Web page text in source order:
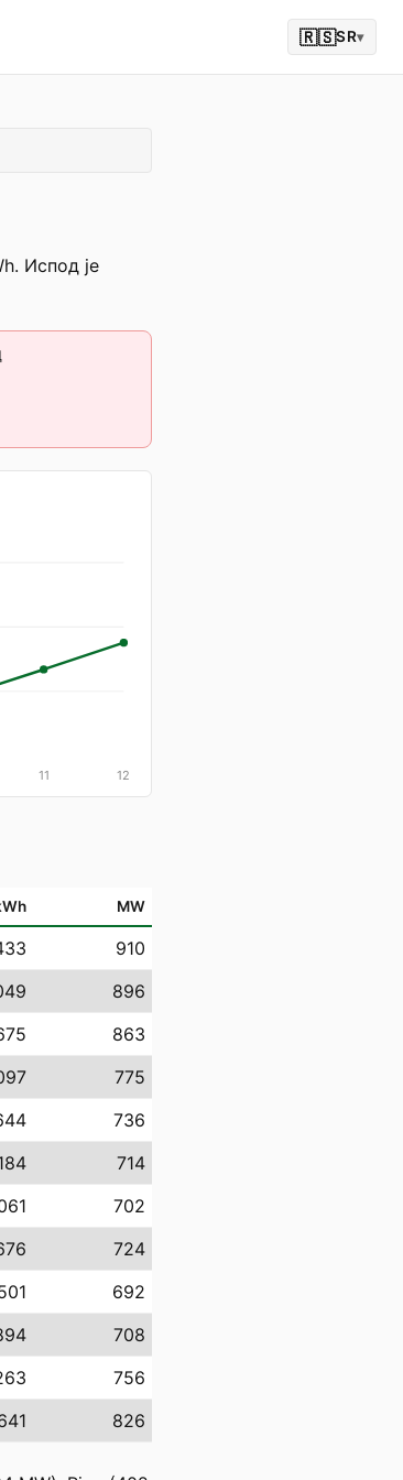
🇷🇸SR▾
Испод је
11 12
MW
910
896
863
775
736
714
702
724
692
708
756
826